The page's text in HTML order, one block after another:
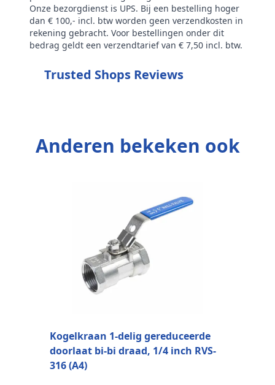
Onze bezorgdienst is UPS. Bij een bestelling hoger
dan € 100,- incl. btw worden geen verzendkosten in
rekening gebracht. Voor bestellingen onder dit
bedrag geldt een verzendtarief van € 7,50 incl. btw.
Trusted Shops Reviews
Anderen bekeken ook
Kogelkraan 1-delig gereduceerde
doorlaat bi-bi draad, 1/4 inch RVS-
316 (A4)